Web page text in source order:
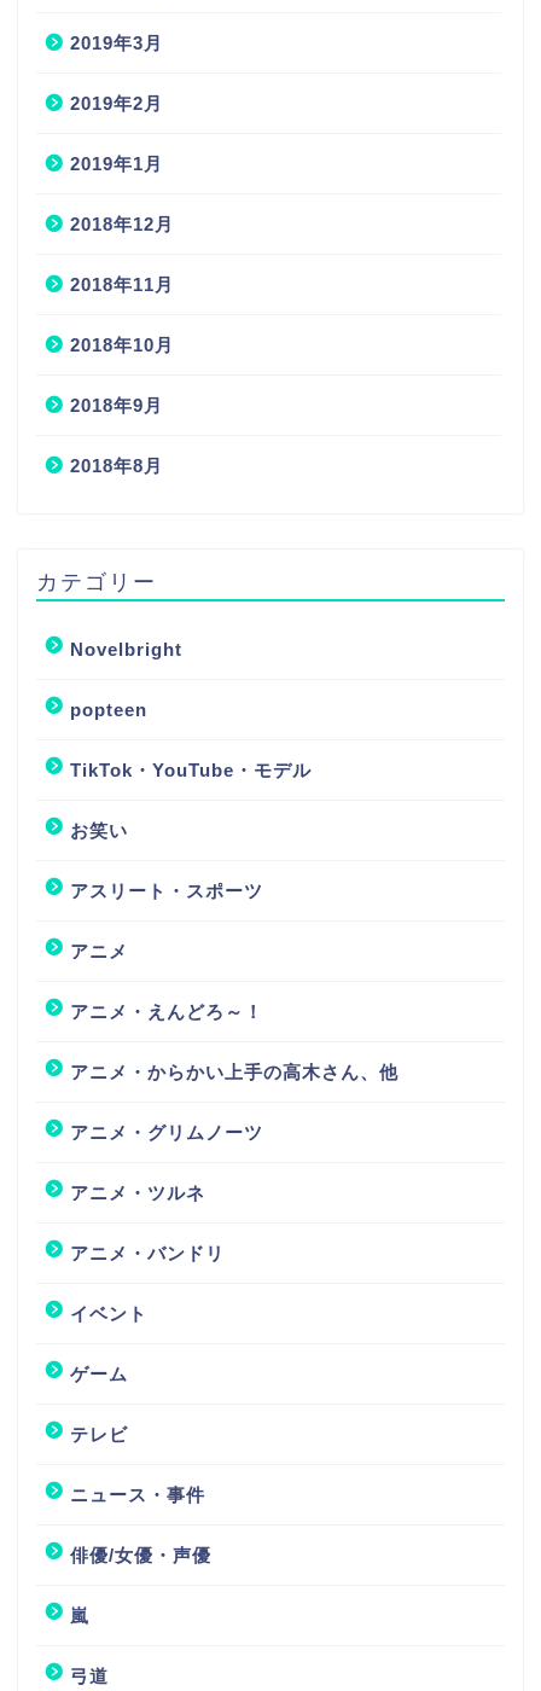
2019年3月
2019年2月
2019年1月
2018年12月
2018年11月
2018年10月
2018年9月
2018年8月
カテゴリー
Novelbright
popteen
TikTok・YouTube・モデル
お笑い
アスリート・スポーツ
アニメ
アニメ・えんどろ～！
アニメ・からかい上手の高木さん、他
アニメ・グリムノーツ
アニメ・ツルネ
アニメ・バンドリ
イベント
ゲーム
テレビ
ニュース・事件
俳優/女優・声優
嵐
弓道